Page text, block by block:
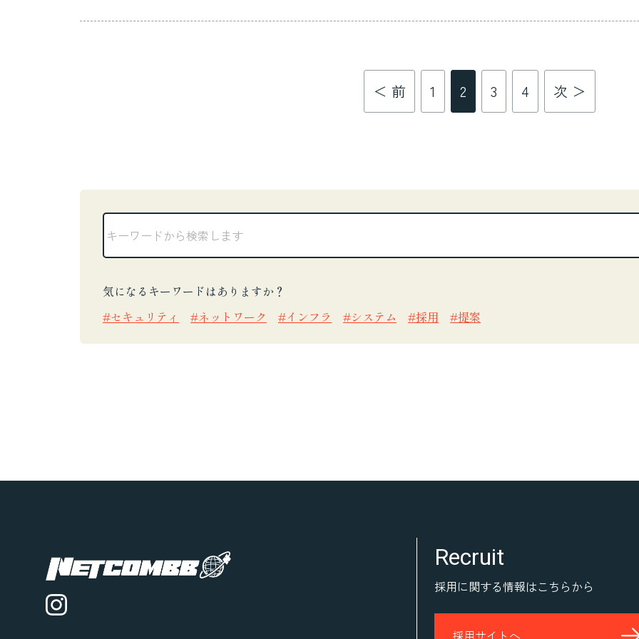
＜ 前 1 2 3 4 次 ＞
気になるキーワードはありますか？
セキュリティ
ネットワーク インフラ システム 採用 提案
Recruit
採用に関する情報はこちらから
採用サイトへ